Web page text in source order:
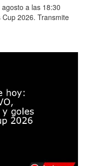
a las 18:30
2026. Transmite